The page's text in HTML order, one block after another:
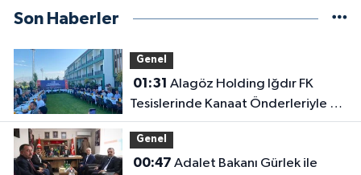
Son Haberler
Genel
01:31
Tesislerinde Kanaat Önderleriyle Bir
Araya Geldiler
Genel
00:47